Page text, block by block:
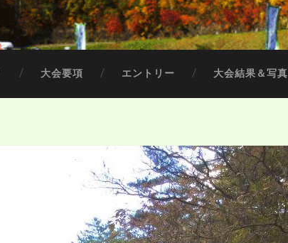
大会要項 エントリー 大会結果＆写真